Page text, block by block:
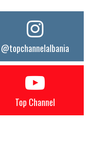
@topchannelalbania
Top Channel